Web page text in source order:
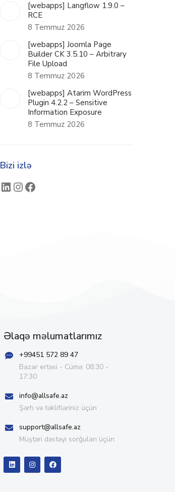
[webapps] Langflow 1.9.0 –
RCE
8 Temmuz 2026
[webapps] Joomla Page
Builder CK 3.5.10 – Arbitrary
File Upload
8 Temmuz 2026
[webapps] Atarim WordPress
Plugin 4.2.2 – Sensitive
Information Exposure
8 Temmuz 2026
Bizi izlə
Əlaqə məlumatlarımız
+99451 572 89 47
Bazar ertəsi - Cümə: 08:30 -
17:30
info@allsafe.az
Şərh və təklifləriniz üçün
support@allsafe.az
Müştəri dəstəyi sorğuları üçün